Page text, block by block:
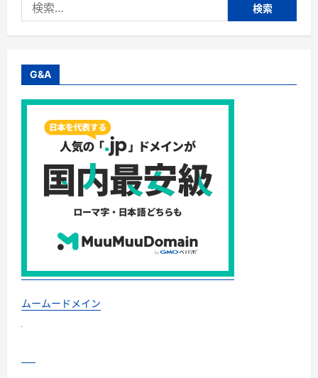
コ
ミ、
リ
ト
と
デ
メ
ッ
ト
は
ど
う
な
【徹
底
説】
に
索:
G&A
ムームードメイン